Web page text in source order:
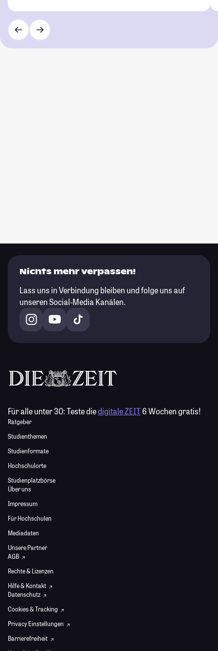
Nichts mehr verpassen!
Lass uns in Verbindung bleiben und folge uns auf
unseren Social-Media Kanälen.
Für alle unter 30:Teste diedigitale ZEIT6 Wochen gratis!
Ratgeber
Studienthemen
Studienformate
Hochschulorte
Studienplatzbörse
Über uns
Impressum
Für Hochschulen
Mediadaten
Unsere Partner
AGB
Rechte & Lizenzen
Hilfe & Kontakt
Datenschutz
Cookies & Tracking
Privacy Einstellungen
Barrierefreiheit